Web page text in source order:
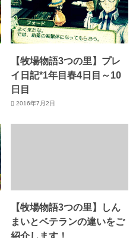
【牧場物語3つの里】プレ
イ日記*1年目春4日目～10
日目
2016年7月2日
【牧場物語3つの里】しん
まいとベテランの違いをご
紹介します！